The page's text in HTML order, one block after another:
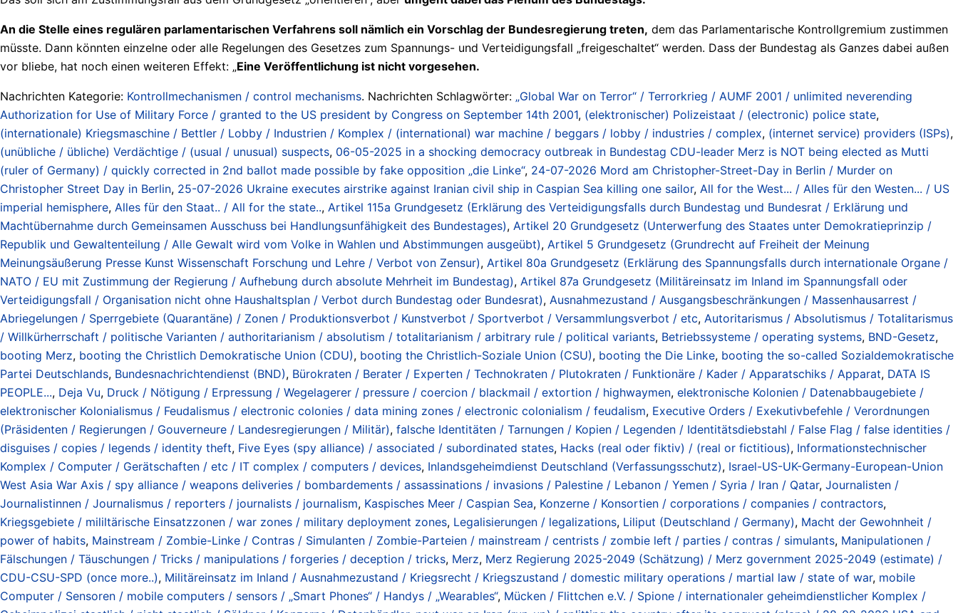
An die Stelle eines regulären parlamentarischen Verfahrens soll nämlich ein Vorschlag der Bundesregierung treten, dem das Parlamentarische Kontrollgremium zustimmen
müsste. Dann könnten einzelne oder alle Regelungen des Gesetzes zum Spannungs- und Verteidigungsfall „freigeschaltet“ werden. Dass der Bundestag als Ganzes dabei außen
vor bliebe, hat noch einen weiteren Effekt: „Eine Veröffentlichung ist nicht vorgesehen.
Nachrichten Kategorie: Kontrollmechanismen / control mechanisms. Nachrichten Schlagwörter: „Global War on Terror“ / Terrorkrieg / AUMF 2001 / unlimited neverending
Authorization for Use of Military Force / granted to the US president by Congress on September 14th 2001, (elektronischer) Polizeistaat / (electronic) police state,
(internationale) Kriegsmaschine / Bettler / Lobby / Industrien / Komplex / (international) war machine / beggars / lobby / industries / complex, (internet service) providers (ISPs),
(unübliche / übliche) Verdächtige / (usual / unusual) suspects, 06-05-2025 in a shocking democracy outbreak in Bundestag CDU-leader Merz is NOT being elected as Mutti
(ruler of Germany) / quickly corrected in 2nd ballot made possible by fake opposition „die Linke“, 24-07-2026 Mord am Christopher-Street-Day in Berlin / Murder on
Christopher Street Day in Berlin, 25-07-2026 Ukraine executes airstrike against Iranian civil ship in Caspian Sea killing one sailor, All for the West... / Alles für den Westen... / US
imperial hemisphere, Alles für den Staat.. / All for the state.., Artikel 115a Grundgesetz (Erklärung des Verteidigungsfalls durch Bundestag und Bundesrat / Erklärung und
Machtübernahme durch Gemeinsamen Ausschuss bei Handlungsunfähigkeit des Bundestages), Artikel 20 Grundgesetz (Unterwerfung des Staates unter Demokratieprinzip /
Republik und Gewaltenteilung / Alle Gewalt wird vom Volke in Wahlen und Abstimmungen ausgeübt), Artikel 5 Grundgesetz (Grundrecht auf Freiheit der Meinung
Meinungsäußerung Presse Kunst Wissenschaft Forschung und Lehre / Verbot von Zensur), Artikel 80a Grundgesetz (Erklärung des Spannungsfalls durch internationale Organe /
NATO / EU mit Zustimmung der Regierung / Aufhebung durch absolute Mehrheit im Bundestag), Artikel 87a Grundgesetz (Militäreinsatz im Inland im Spannungsfall oder
Verteidigungsfall / Organisation nicht ohne Haushaltsplan / Verbot durch Bundestag oder Bundesrat), Ausnahmezustand / Ausgangsbeschränkungen / Massenhausarrest /
Abriegelungen / Sperrgebiete (Quarantäne) / Zonen / Produktionsverbot / Kunstverbot / Sportverbot / Versammlungsverbot / etc, Autoritarismus / Absolutismus / Totalitarismus
/ Willkürherrschaft / politische Varianten / authoritarianism / absolutism / totalitarianism / arbitrary rule / political variants, Betriebssysteme / operating systems, BND-Gesetz,
booting Merz, booting the Christlich Demokratische Union (CDU), booting the Christlich-Soziale Union (CSU), booting the Die Linke, booting the so-called Sozialdemokratische
Partei Deutschlands, Bundesnachrichtendienst (BND), Bürokraten / Berater / Experten / Technokraten / Plutokraten / Funktionäre / Kader / Apparatschiks / Apparat, DATA IS
PEOPLE..., Deja Vu, Druck / Nötigung / Erpressung / Wegelagerer / pressure / coercion / blackmail / extortion / highwaymen, elektronische Kolonien / Datenabbaugebiete /
elektronischer Kolonialismus / Feudalismus / electronic colonies / data mining zones / electronic colonialism / feudalism, Executive Orders / Exekutivbefehle / Verordnungen
(Präsidenten / Regierungen / Gouverneure / Landesregierungen / Militär), falsche Identitäten / Tarnungen / Kopien / Legenden / Identitätsdiebstahl / False Flag / false identities /
disguises / copies / legends / identity theft, Five Eyes (spy alliance) / associated / subordinated states, Hacks (real oder fiktiv) / (real or fictitious), Informationstechnischer
Komplex / Computer / Gerätschaften / etc / IT complex / computers / devices, Inlandsgeheimdienst Deutschland (Verfassungsschutz), Israel-US-UK-Germany-European-Union
West Asia War Axis / spy alliance / weapons deliveries / bombardements / assassinations / invasions / Palestine / Lebanon / Yemen / Syria / Iran / Qatar, Journalisten /
Journalistinnen / Journalismus / reporters / journalists / journalism, Kaspisches Meer / Caspian Sea, Konzerne / Konsortien / corporations / companies / contractors,
Kriegsgebiete / mililtärische Einsatzzonen / war zones / military deployment zones, Legalisierungen / legalizations, Liliput (Deutschland / Germany), Macht der Gewohnheit /
power of habits, Mainstream / Zombie-Linke / Contras / Simulanten / Zombie-Parteien / mainstream / centrists / zombie left / parties / contras / simulants, Manipulationen /
Fälschungen / Täuschungen / Tricks / manipulations / forgeries / deception / tricks, Merz, Merz Regierung 2025-2049 (Schätzung) / Merz government 2025-2049 (estimate) /
CDU-CSU-SPD (once more..), Militäreinsatz im Inland / Ausnahmezustand / Kriegsrecht / Kriegszustand / domestic military operations / martial law / state of war, mobile
Computer / Sensoren / mobile computers / sensors / „Smart Phones“ / Handys / „Wearables“, Mücken / Flittchen e.V. / Spione / internationaler geheimdienstlicher Komplex /